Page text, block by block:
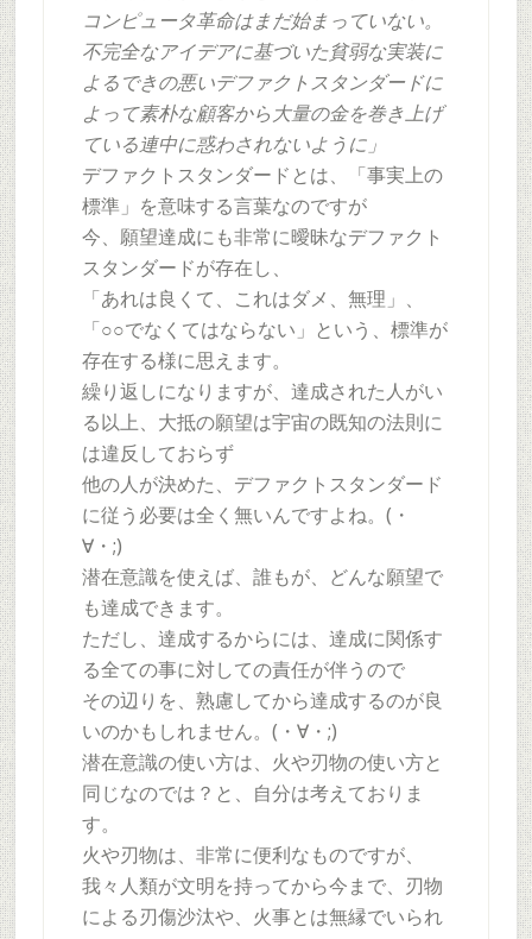
コンピュータ革命はまだ始まっていない。
不完全なアイデアに基づいた貧弱な実装に
よるできの悪いデファクトスタンダードに
よって素朴な顧客から大量の金を巻き上げ
ている連中に惑わされないように」
デファクトスタンダードとは、「事実上の
標準」を意味する言葉なのですが
今、願望達成にも非常に曖昧なデファクト
スタンダードが存在し、
「あれは良くて、これはダメ、無理」、
「○○でなくてはならない」という、標準が
存在する様に思えます。
繰り返しになりますが、達成された人がい
る以上、大抵の願望は宇宙の既知の法則に
は違反しておらず
他の人が決めた、デファクトスタンダード
に従う必要は全く無いんですよね。(・
∀・;)
潜在意識を使えば、誰もが、どんな願望で
も達成できます。
ただし、達成するからには、達成に関係す
る全ての事に対しての責任が伴うので
その辺りを、熟慮してから達成するのが良
いのかもしれません。(・∀・;)
潜在意識の使い方は、火や刃物の使い方と
同じなのでは？と、自分は考えておりま
す。
火や刃物は、非常に便利なものですが、
我々人類が文明を持ってから今まで、刃物
による刃傷沙汰や、火事とは無縁でいられ